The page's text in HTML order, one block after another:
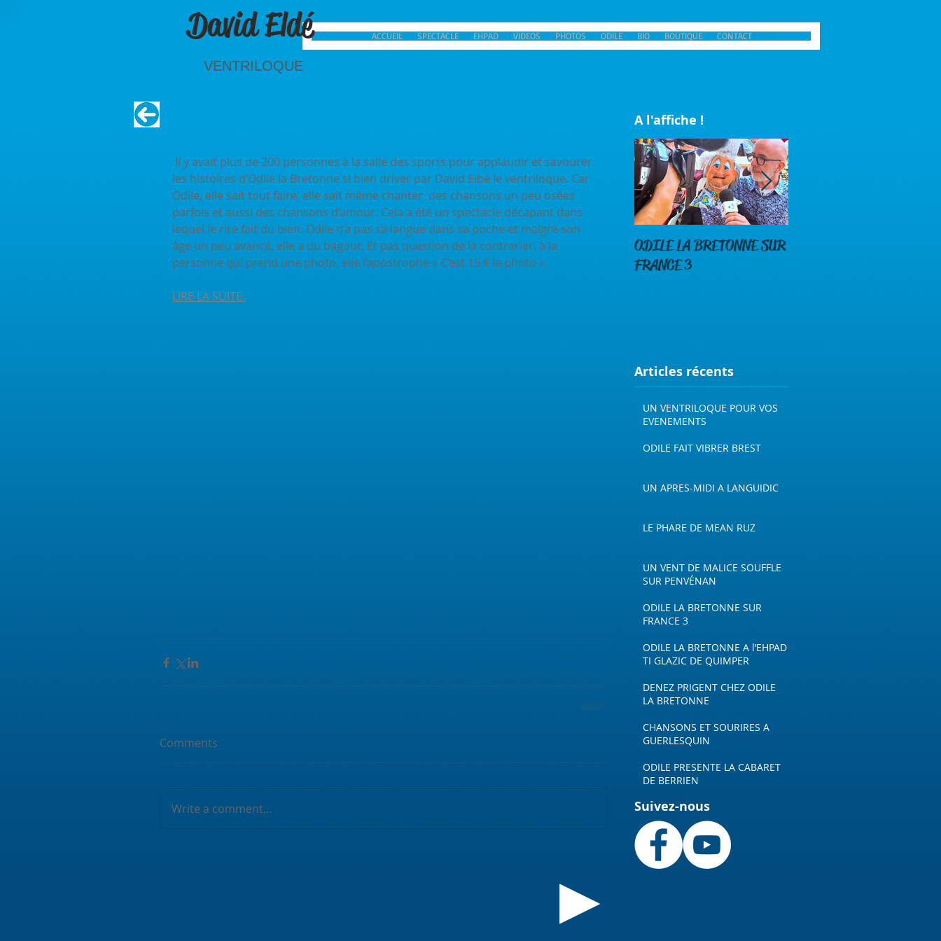
ACCUEIL SPECTACLE EHPAD VIDEOS PHOTOS ODILE BIO BOUTIQUE CONTACT
David Eldé
VENTRILOQUE
les histoires d’Odile la Bretonne si bien driver par David Elbé le ventriloque. Car
Odile, elle sait tout faire, elle sait même chanter, des chansons un peu osées
parfois et aussi des chansons d’amour. Cela a été un spectacle décapant dans
lequel le rire fait du bien. Odile n’a pas sa langue dans sa poche et malgré son
âge un peu avancé, elle a du bagout. Et pas question de la contrarier, à la
personne qui prend une photo, elle l’apostrophe « C’est 15 € la photo ».
LIRE LA SUITE
Comments
Write a comment...
A l'affiche !
ODILE LA BRETONNE SUR
FRANCE 3
Articles récents
UN VENTRILOQUE POUR VOS
EVENEMENTS
ODILE FAIT VIBRER BREST
UN APRES-MIDI A LANGUIDIC
LE PHARE DE MEAN RUZ
UN VENT DE MALICE SOUFFLE
SUR PENVÉNAN
ODILE LA BRETONNE SUR
FRANCE 3
ODILE LA BRETONNE A l’EHPAD
TI GLAZIC DE QUIMPER
DENEZ PRIGENT CHEZ ODILE
LA BRETONNE
CHANSONS ET SOURIRES A
GUERLESQUIN
ODILE PRESENTE LA CABARET
DE BERRIEN
Suivez-nous